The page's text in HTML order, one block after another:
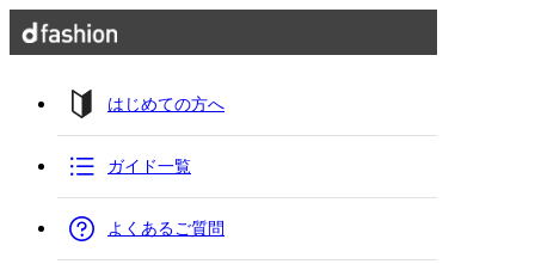
はじめての方へ
ガイド一覧
よくあるご質問